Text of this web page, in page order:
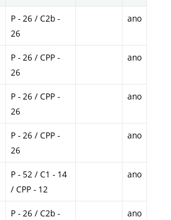
P - 26 / C2b -
26
ano
P - 26 / CPP -
26
ano
P - 26 / CPP -
26
ano
P - 26 / CPP -
26
ano
P - 52 / C1 - 14
/ CPP - 12
ano
P - 26 / C2b -
ano